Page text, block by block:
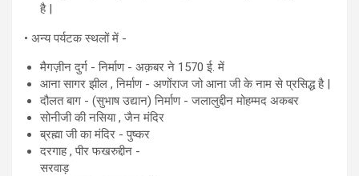
है |
• अन्य पर्यटक स्थलों में -
मैगज़ीन दुर्ग - निर्माण - अक़बर ने 1570 ई. में
आना सागर झील , निर्माण - अणोंराज जो आना जी के नाम से प्रसिद्ध है |
दौलत बाग - (सुभाष उद्यान) निर्माण - जलालुद्दीन मोहम्मद अकबर
सोनीजी की नसिया , जैन मंदिर
ब्रह्मा जी का मंदिर - पुष्कर
दरगाह , पीर फखरुद्दीन -
सरवाड़